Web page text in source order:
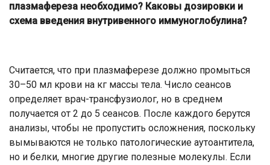
плазмафереза необходимо? Каковы дозировки и
схема введения внутривенного иммуноглобулина?
Считается, что при плазмаферезе должно промыться
30–50 мл крови на кг массы тела. Число сеансов
определяет врач-трансфузиолог, но в среднем
получается от 2 до 5 сеансов. После каждого берутся
анализы, чтобы не пропустить осложнения, поскольку
вымываются не только патологические аутоантитела,
но и белки, многие другие полезные молекулы. Если